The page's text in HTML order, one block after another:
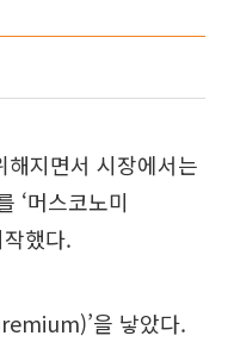
지면서 시장에서는
‘머스코노미
했다.
을 낳았다.